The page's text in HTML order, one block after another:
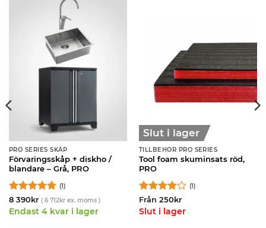
PRO SERIES SKÅP
Förvaringsskåp + diskho /
blandare – Grå, PRO
Betygsatt5
av 5
(1)
8 390kr ( 6 712krex. moms )
Endast 4 kvar i lager
Slut i lager
TILLBEHÖR PRO SERIES
Tool foam skuminsats röd,
PRO
Betygsatt
4av 5
(1)
Från 250kr
Slut i lager